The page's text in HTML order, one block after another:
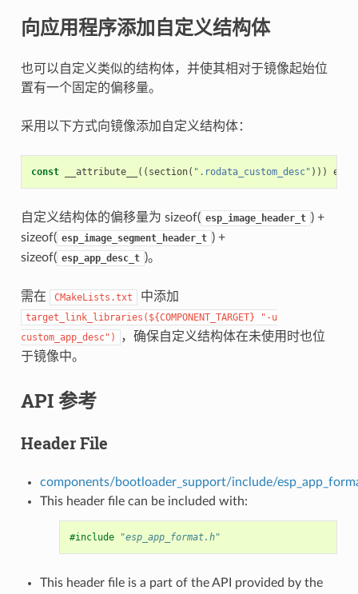
向应用程序添加自定义结构体
也可以自定义类似的结构体，并使其相对于镜像起始位
置有一个固定的偏移量。
采用以下方式向镜像添加自定义结构体：
const __attribute__ (( section( ".rodata_custom_desc" )))
自定义结构体的偏移量为 sizeof( esp_image_header_t ) +
sizeof( esp_image_segment_header_t ) +
sizeof( esp_app_desc_t )。
需在 CMakeLists.txt 中添加
target_link_libraries(${COMPONENT_TARGET}
"-u
custom_app_desc")
，确保自定义结构体在未使用时也位
于镜像中。
API 参考
Header File
components/bootloader_support/include/
This header file can be included with:
#include "esp_app_format.h"
This header file is a part of the API provided by the